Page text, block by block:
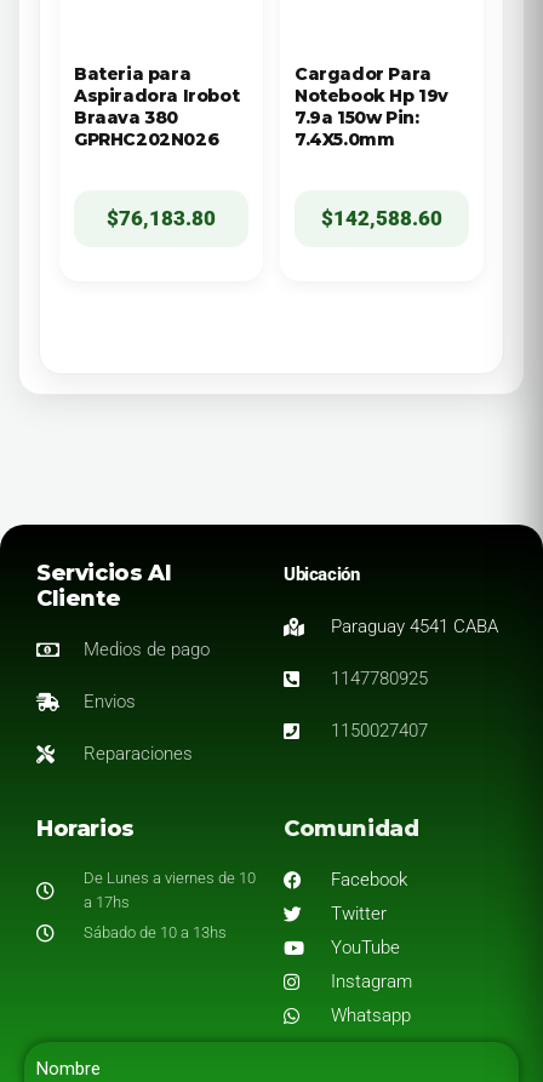
Bateria para
Aspiradora Irobot
Braava 380
GPRHC202N026
$76,183.80
Cargador Para
Notebook Hp 19v
7.9a 150w Pin:
7.4X5.0mm
$142,588.60
Servicios Al
Cliente
Medios de pago
Envios
Reparaciones
Ubicación
Paraguay 4541 CABA
1147780925
1150027407
Horarios
De Lunes a viernes de 10
a 17hs
Sábado de 10 a 13hs
Comunidad
Facebook
Twitter
YouTube
Instagram
Whatsapp
Nombre